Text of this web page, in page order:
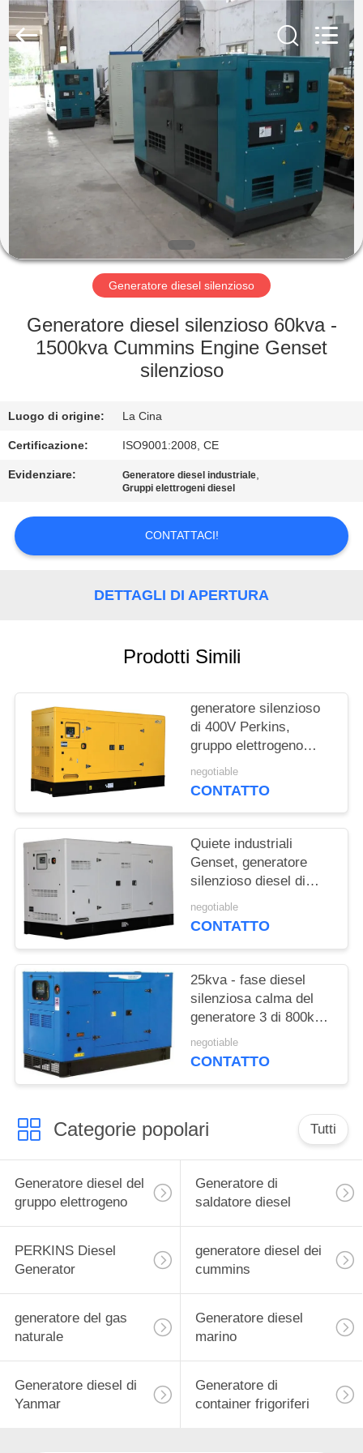
CASA
PRODOTTI
GIRO
FABBRICA
CONTROLLO
QUALITÀ
CONTATTICI
RICHIEDA
UNA
PRIVACY
POLICY
Shenzhen
Genor
Power
Equipment
Co.,
Ltd..
Rights
Reserved.
Generatore diesel silenzioso
Generatore diesel silenzioso 60kva -
1500kva Cummins Engine Genset
silenzioso
Luogo di origine: La Cina
Certificazione: ISO9001:2008, CE
Evidenziare: Generatore diesel industriale,
Gruppi elettrogeni diesel
CONTATTACI!
DETTAGLI DI APERTURA
Prodotti Simili
generatore silenzioso
di 400V Perkins,
gruppo elettrogeno
elettrico diesel
negotiable
CONTATTO
Quiete industriali
Genset, generatore
silenzioso diesel di
Cummins Engine
negotiable
CONTATTO
25kva - fase diesel
silenziosa calma del
generatore 3 di 800kva
Cummins
negotiable
CONTATTO
Categorie popolari Tutti
Generatore diesel del
gruppo elettrogeno
Generatore di
saldatore diesel
PERKINS Diesel
Generator
generatore diesel dei
cummins
generatore del gas
naturale
Generatore diesel
marino
Generatore diesel di
Yanmar
Generatore di
container frigoriferi